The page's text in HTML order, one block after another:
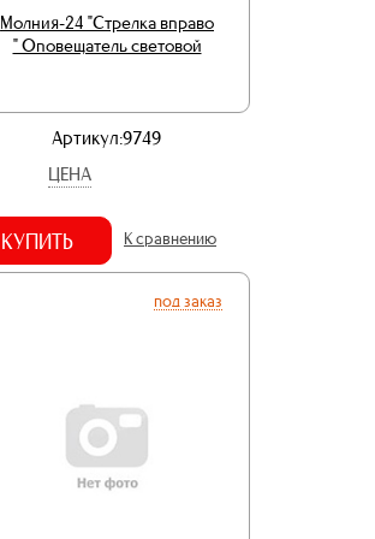
Молния-24 "Стрелка вправо
" Оповещатель световой
Артикул:9749
ЦЕНА
КУПИТЬ К сравнению
под заказ